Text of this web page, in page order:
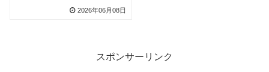
後でドラフト1位クラスは
2026年06月08日
スポンサーリンク